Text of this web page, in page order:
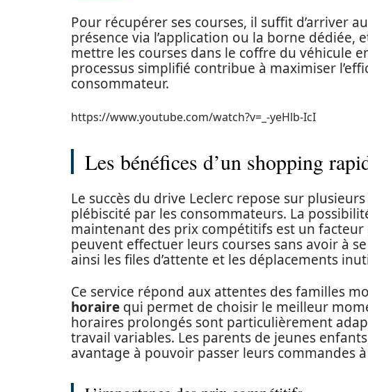
Pour récupérer ses courses, il suffit d’arriver
présence via l’application ou la borne dédiée,
mettre les courses dans le coffre du véhicule
processus simplifié contribue à maximiser
consommateur.
https://www.youtube.com/watch?v=_-yeHlb-IcI
Les bénéfices d’un shopping
Le succès du drive Leclerc repose sur
plébiscité par les consommateurs. La
maintenant des prix compétitifs est un facteur
peuvent effectuer leurs courses sans avoir à
ainsi les files d’attente et les déplacements
Ce service répond aux attentes des familles
horaire qui permet de choisir le meilleur
horaires prolongés sont particulièrement
travail variables. Les parents de jeunes
avantage à pouvoir passer leurs commandes